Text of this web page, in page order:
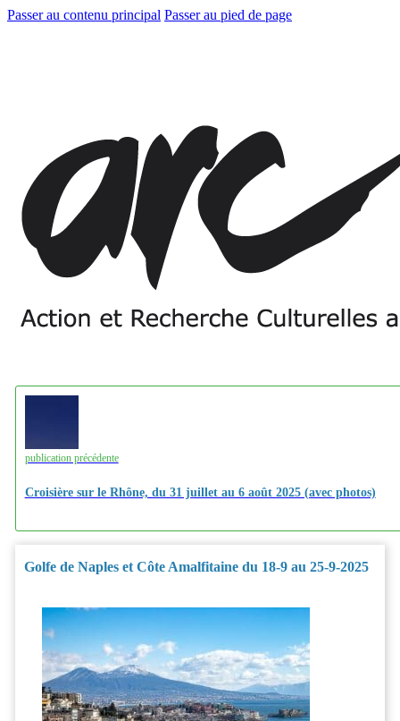
Passer au contenu principal Passer au pied de page
publication précédente
Croisière sur le Rhône, du 31 juillet au 6 août 2025 (avec photos)
Golfe de Naples et Côte Amalfitaine du 18-9 au 25-9-2025